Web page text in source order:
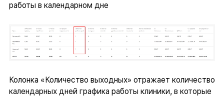
работы в календарном дне
Колонка «Количество выходных» отражает количество
календарных дней графика работы клиники, в которые